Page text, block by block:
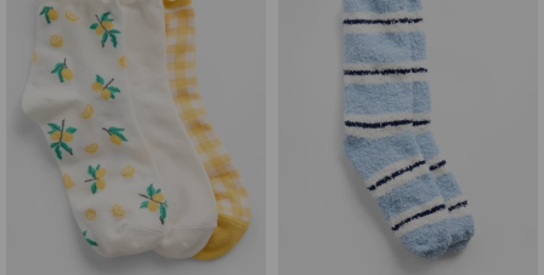
Camperas
Musculosas
Shorts
Vestidos y polleras
Camperas
Chalecos
Shorts
Ropa interior
Camperas
Chalecos
Ropa interior
Pijamas
Camperas
Pijamas
Sets
Sets